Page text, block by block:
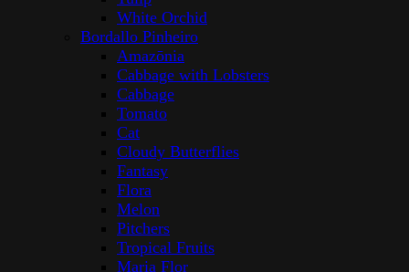
White Orchid
Bordallo Pinheiro
Amazōnia
Cabbage with Lobsters
Cabbage
Tomato
Cat
Cloudy Butterflies
Fantasy
Flora
Melon
Pitchers
Tropical Fruits
Maria Flor